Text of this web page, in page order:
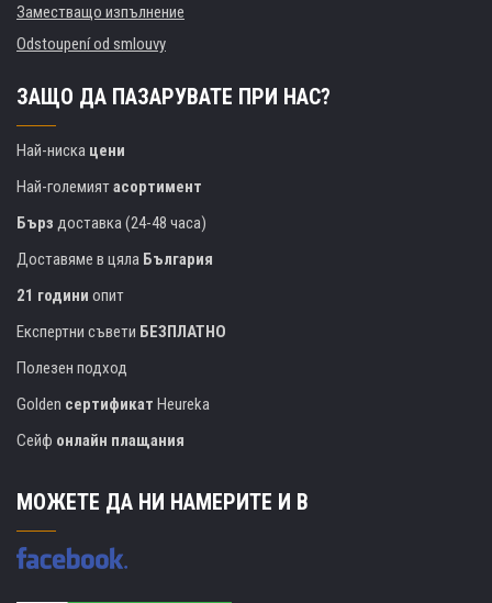
Заместващо изпълнение
Odstoupení od smlouvy
ЗАЩО ДА ПАЗАРУВАТЕ ПРИ НАС?
Най-ниска цени
Най-големиятасортимент
Бърз доставка (24-48 часа)
Доставяме в цяла България
21 години опит
Експертни съвети БЕЗПЛАТНО
Полезен подход
Golden сертификат Heureka
Сейф онлайн плащания
МОЖЕТЕ ДА НИ НАМЕРИТЕ И В